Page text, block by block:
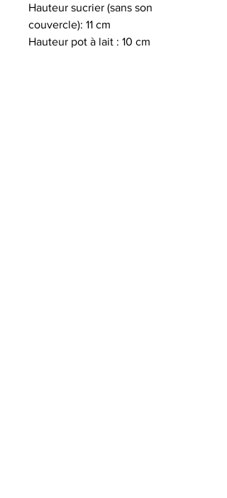
Hauteur sucrier (sans son
couvercle): 11 cm
Hauteur pot à lait : 10 cm